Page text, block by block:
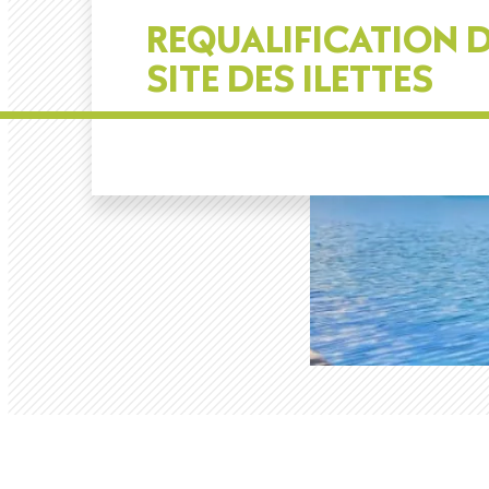
REQUALIFICATION
SITE DES ILETTES